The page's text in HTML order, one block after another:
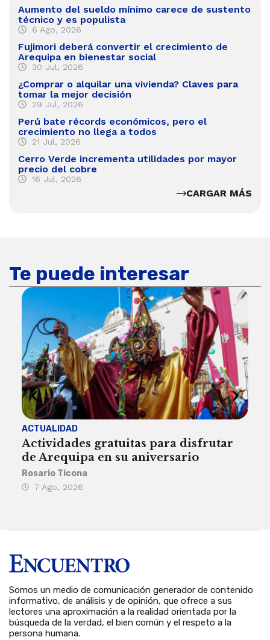
Aumento del sueldo mínimo carece de sustento
técnico y es populista
6 Ago, 2026
Fujimori deberá convertir el crecimiento de
Arequipa en bienestar social
30 Jul, 2026
¿Comprar o alquilar una vivienda? Claves para
tomar la mejor decisión
29 Jul, 2026
Perú bate récords económicos, pero el
crecimiento no llega a todos
21 Jul, 2026
Cerro Verde incrementa utilidades por mayor
precio del cobre
16 Jul, 2026
CARGAR MÁS
Te puede interesar
ACTUALIDAD
Actividades gratuitas para disfrutar
de Arequipa en su aniversario
Rosario Ticona
7 Ago, 2026
Somos un medio de comunicación generador de contenido
informativo, de análisis y de opinión, que ofrece a sus
lectores una aproximación a la realidad orientada por la
búsqueda de la verdad, el bien común y el respeto a la
persona humana.